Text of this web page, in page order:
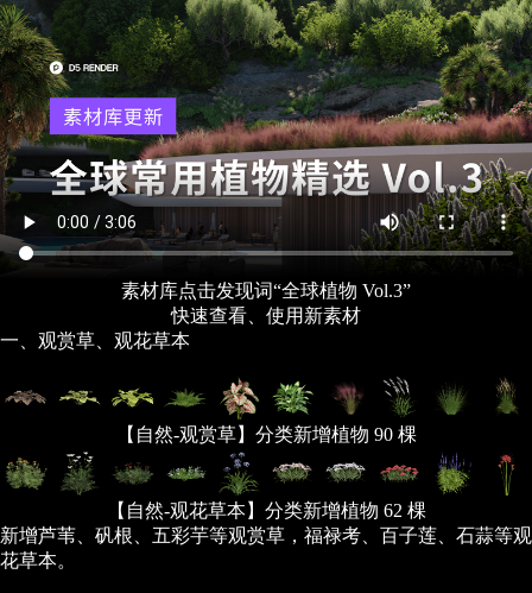
素材库点击发现词“全球植物 Vol.3”
快速查看、使用新素材
一、观赏草、观花草本
【自然-观赏草】分类新增植物 90 棵
【自然-观花草本】分类新增植物 62 棵
新增芦苇、矾根、五彩芋等观赏草，福禄考、百子莲、石蒜等观
花草本。